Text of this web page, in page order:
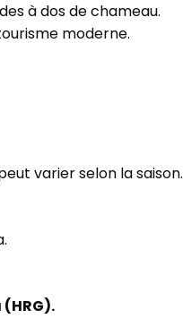
à dos de chameau.
moderne.
varier selon la saison.